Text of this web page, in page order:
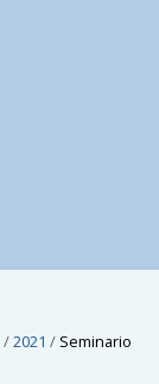
/2021 / Seminario